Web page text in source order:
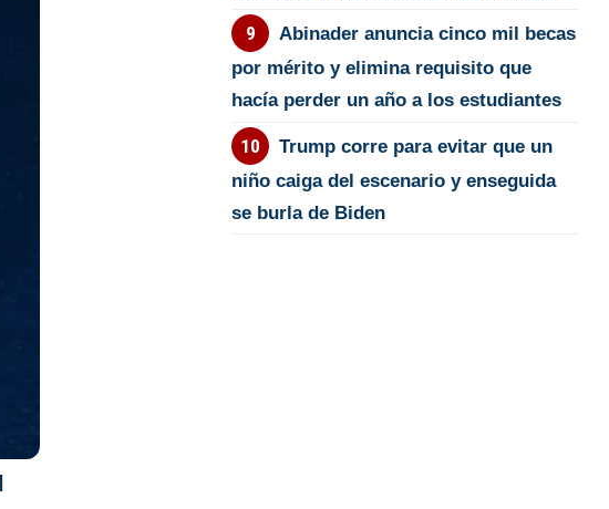
Abinader anuncia cinco mil becas
por mérito y elimina requisito que
hacía perder un año a los estudiantes
Trump corre para evitar que un
niño caiga del escenario y enseguida
se burla de Biden